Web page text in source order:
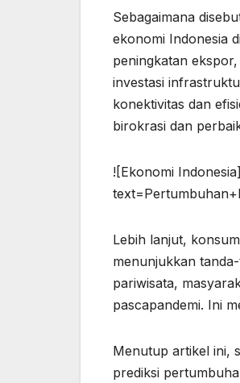
Sebagaimana
ekonomi Indonesia
peningkatan
investasi
konektivitas dan
birokrasi dan
![Ekonomi
Lebih lanjut,
menunjukkan
pariwisata,
pascapandemi. Ini
Menutup artikel ini,
prediksi